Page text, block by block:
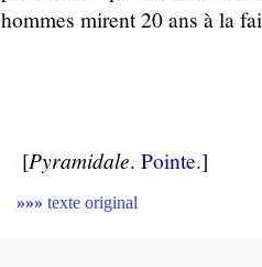
hommes mirent 20 ans à la
[Pyrami­dale.Pointe.]
»»» texte original